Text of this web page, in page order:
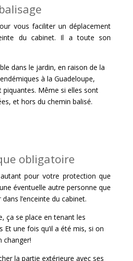
vous faciliter un déplacement
du cabinet. Il a toute son
dans le jardin, en raison de la
à la Guadeloupe,
Même si elles sont
et hors du chemin balisé.
obligatoire
autant pour votre protection que
éventuelle autre personne que
l’enceinte du cabinet.
ça se place en tenant les
Et une fois qu’il a été mis, si on
changer!
la partie extérieure avec ses